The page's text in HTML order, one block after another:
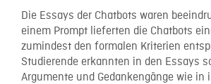
Die Essays der Chatbots waren
einem Prompt lieferten die Chatbots
zumindest den formalen Kriterien
Studierende erkannten in den Essays
Argumente und Gedankengänge wie in